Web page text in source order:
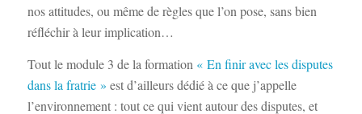
nos attitudes, ou même de règles que l’on pose, sans bien
réfléchir à leur implication…
Tout le module 3 de la formation « En finir avec les disputes
dans la fratrie » est d’ailleurs dédié à ce que j’appelle
l’environnement : tout ce qui vient autour des disputes, et